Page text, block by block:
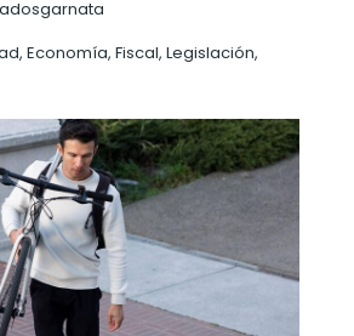
Economía, Fiscal, Legislación,